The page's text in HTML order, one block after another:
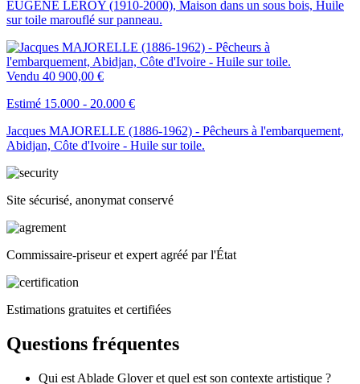
EUGÈNE LEROY (1910-2000), Maison dans un sous bois, Huile
sur toile marouflé sur panneau.
Vendu 40 900,00 €
Estimé 15.000 - 20.000 €
Jacques MAJORELLE (1886-1962) - Pêcheurs à l'embarquement,
Abidjan, Côte d'Ivoire - Huile sur toile.
Site sécurisé, anonymat conservé
Commissaire-priseur et expert agréé par l'État
Estimations gratuites et certifiées
Questions fréquentes
Qui est Ablade Glover et quel est son contexte artistique ?